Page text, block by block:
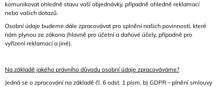
komunikovat ohledně stavu vaší objednávky, případně ohledně reklamací
nebo vašich dotazů.
Osobní údaje budeme dále zpracovávat pro splnění našich povinností, které
nám plynou ze zákona (hlavně pro účetní a daňové účely, případně pro
vyřízení reklamací a jiné).
Na základě jakého právního důvodu osobní údaje zpracováváme?
Jedná se o zpracování na základě čl. 6 odst. 1 písm. b) GDPR – plnění smlouvy